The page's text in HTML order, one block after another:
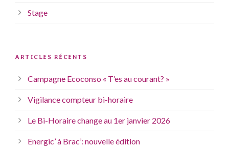
Stage
ARTICLES RÉCENTS
Campagne Ecoconso « T’es au courant? »
Vigilance compteur bi-horaire
Le Bi-Horaire change au 1er janvier 2026
Energic’ à Brac’: nouvelle édition